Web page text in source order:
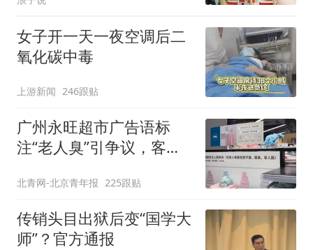
女子开一天一夜空调后二
氧化碳中毒
上游新闻 246跟贴
广州永旺超市广告语标
注“老人臭”引争议，客服
北青网-北京青年报 225跟贴
传销头目出狱后变“国学大
师”？官方通报